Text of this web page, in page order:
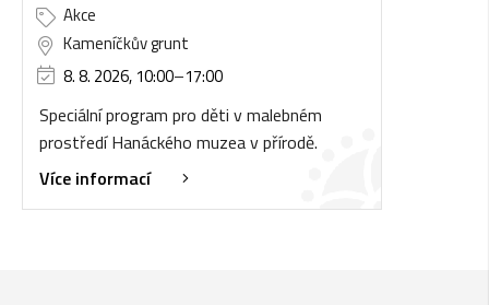
Akce
Kameníčkův grunt
8. 8. 2026, 10:00–17:00
Speciální program pro děti v malebném
prostředí Hanáckého muzea v přírodě.
Více informací